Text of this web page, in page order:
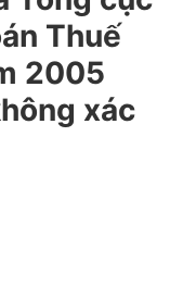
Thuế
2005
xác